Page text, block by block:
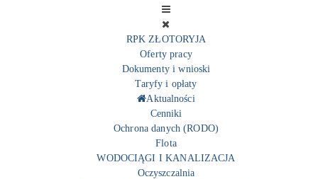
RPK ZŁOTORYJA
Oferty pracy
Dokumenty i wnioski
Taryfy i opłaty
Aktualności
Cenniki
Ochrona danych (RODO)
Flota
WODOCIĄGI I KANALIZACJA
Oczyszczalnia